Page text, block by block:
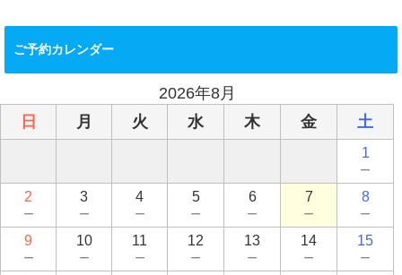
ご予約カレンダー
2026年8月
日
月 火 水 木 金 土
1
－
2
－
3
－
4
－
5
－
6
－
7
－
8
－
9
－
10
－
11
－
12
－
13
－
14
－
15
－